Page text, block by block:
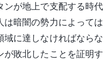
ンが地上で支配する時代
は暗闇の勢力によっては
域に達しなければならな
が敗北したことを証明す